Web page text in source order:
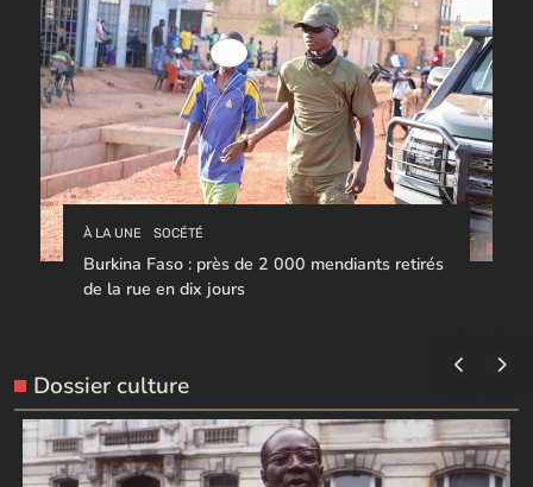
À LA UNE SOCÉTÉ
Burkina Faso : près de 2 000 mendiants retirés
de la rue en dix jours
Dossier culture